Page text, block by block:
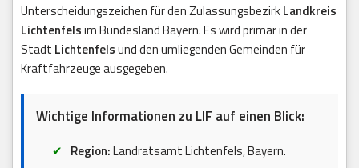
Unterscheidungszeichen für den ZulassungsbezirkLandkreis
Lichtenfelsim Bundesland Bayern. Es wird primär in der
Stadt Lichtenfelsund den umliegenden Gemeinden für
Kraftfahrzeuge ausgegeben.
Wichtige Informationen zu LIF auf einen Blick:
Region:Landratsamt Lichtenfels, Bayern.